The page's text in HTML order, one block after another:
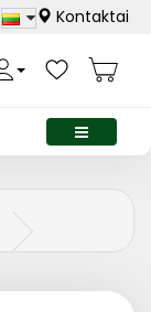
Kontaktai